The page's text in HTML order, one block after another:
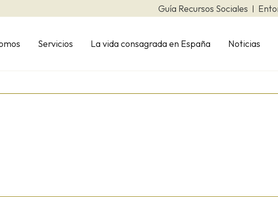
Guía Recursos Sociales
Servicios La vida consagrada en España Noticias